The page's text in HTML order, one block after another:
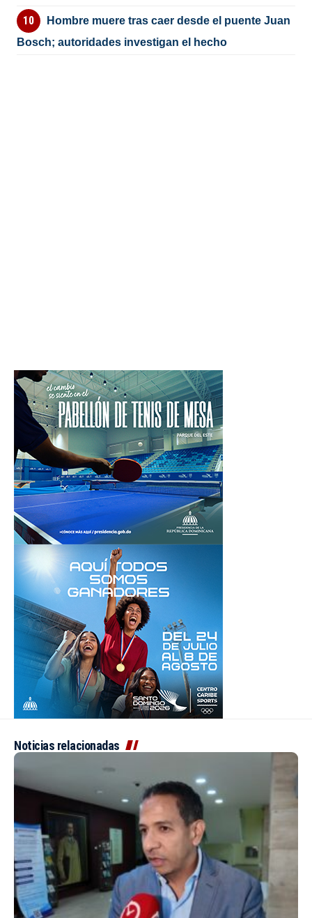
Hombre muere tras caer desde el puente Juan
Bosch; autoridades investigan el hecho
Noticias relacionadas